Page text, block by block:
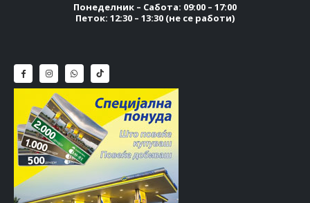
Понеделник – Сабота: 09:00 – 17:00
Петок: 12:30 – 13:30 (не се работи)